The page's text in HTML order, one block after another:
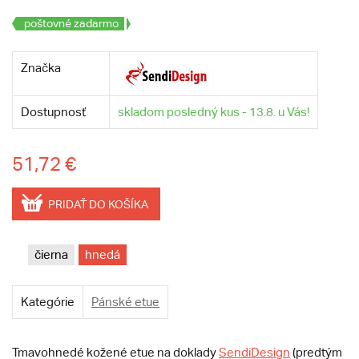
poštovné zadarmo
Značka
Dostupnosť skladom posledný kus - 13.8. u Vás!
51,72 €
PRIDAŤ DO KOŠÍKA
čierna hnedá
Kategórie Pánské etue
Tmavohnedé kožené etue na dokladySendiDesign (predtým